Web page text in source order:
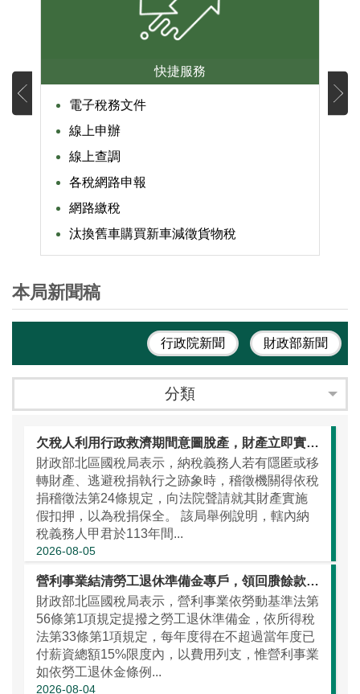
快捷服務
電子稅務文件
線上申辦
線上查調
各稅網路申報
網路繳稅
汰換舊車購買新車減徵貨物稅
本局新聞稿
行政院新聞 財政部新聞
分類
欠稅人利用行政救濟期間意圖脫產，財產立即實施假扣押
財政部北區國稅局表示，納稅義務人若有隱匿或移
轉財產、逃避稅捐執行之跡象時，稽徵機關得依稅
捐稽徵法第24條規定，向法院聲請就其財產實施
假扣押，以為稅捐保全。 該局舉例說明，轄內納
稅義務人甲君於113年間...
2026-08-05
營利事業結清勞工退休準備金專戶，領回賸餘款應列報其他收入
財政部北區國稅局表示，營利事業依勞動基準法第
56條第1項規定提撥之勞工退休準備金，依所得稅
法第33條第1項規定，每年度得在不超過當年度已
付薪資總額15%限度內，以費用列支，惟營利事業
如依勞工退休金條例...
2026-08-04